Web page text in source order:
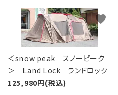
＜snow peak スノーピーク
＞ Land Lock ランドロック
125,980円(税込)
favorite